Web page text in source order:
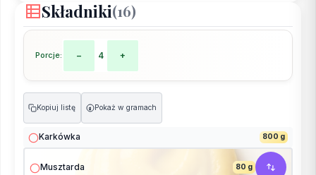
Składniki(16)
Porcje: − 4 +
Kopiuj listę g Pokaż w gramach
Karkówka 800 g
Musztarda 80 g